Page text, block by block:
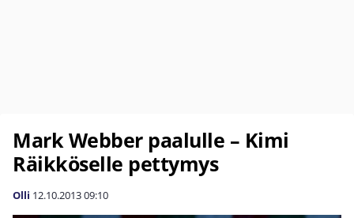
Mark Webber paalulle – Kimi
Räikköselle pettymys
Olli 12.10.201309:10